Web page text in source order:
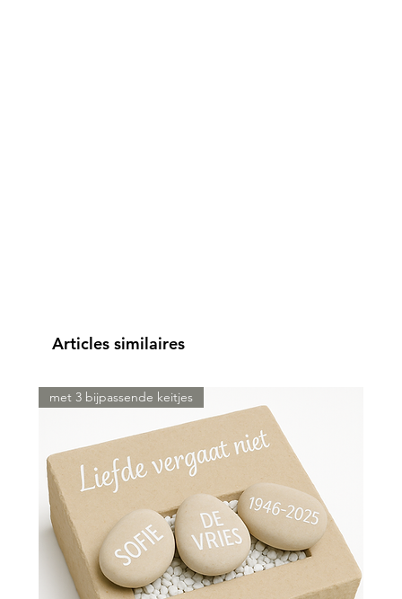
Articles similaires
met 3 bijpassende keitjes